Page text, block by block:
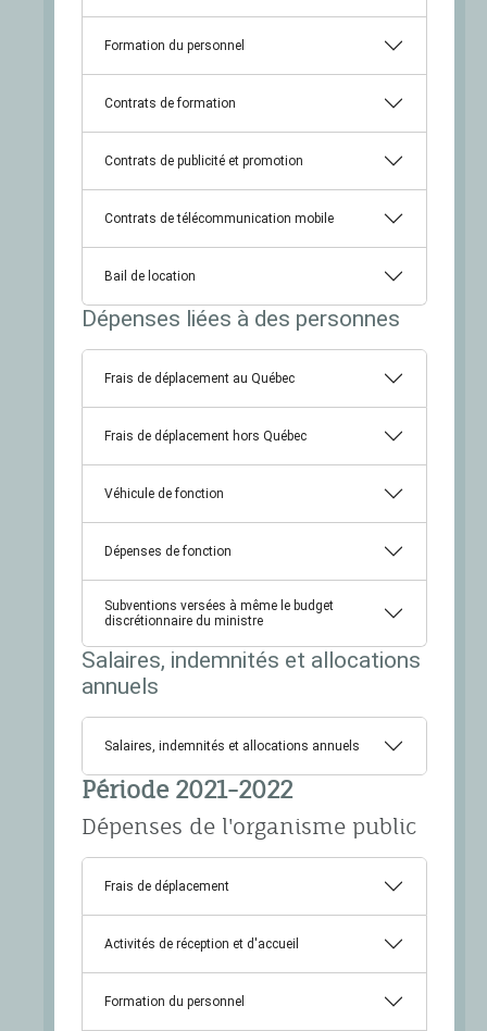
Formation du personnel
Contrats de formation
Contrats de publicité et promotion
Contrats de télécommunication mobile
Bail de location
Dépenses liées à des personnes
Frais de déplacement au Québec
Frais de déplacement hors Québec
Véhicule de fonction
Dépenses de fonction
Subventions versées à même le budget
discrétionnaire du ministre
Salaires, indemnités et allocations
annuels
Salaires, indemnités et allocations annuels
Période 2021-2022
Dépenses de l'organisme public
Frais de déplacement
Activités de réception et d'accueil
Formation du personnel